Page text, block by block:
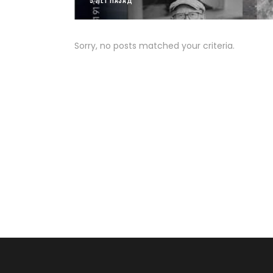
Sorry, no posts matched your criteria.